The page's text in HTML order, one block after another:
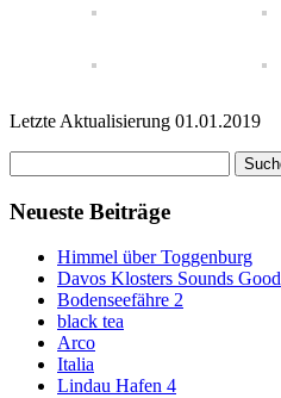
Letzte Aktualisierung 01.01.2019
nach:
Neueste Beiträge
Himmel über Toggenburg
Davos Klosters Sounds Good
Bodenseefähre 2
black tea
Arco
Italia
Lindau Hafen 4